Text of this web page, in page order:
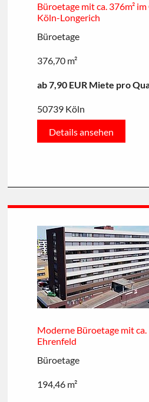
Büroetage mit ca. 376m²
Köln-Longerich
Büroetage
376,70 m²
ab 7,90 EUR Miete pro
50739 Köln
Details ansehen
Moderne Büroetage mit ca.
Ehrenfeld
Büroetage
194,46 m²